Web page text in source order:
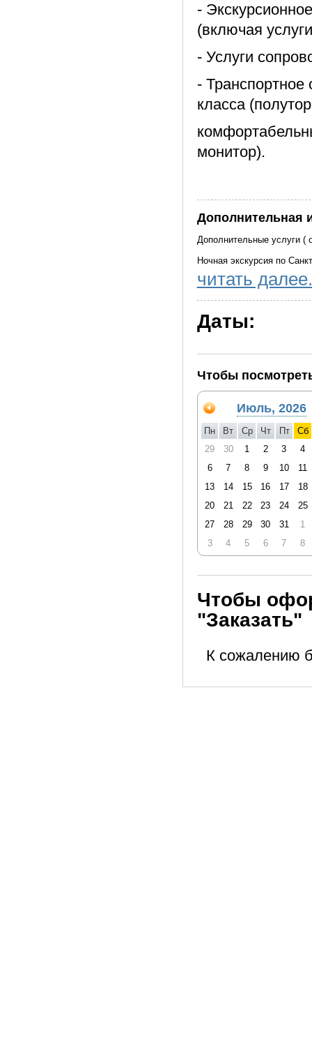
-
(включая
- Услуги
- Транспортное
класса
монитор).
Дополнительная
Дополнительные услуги (
Ночная экскурсия по
Ночная экскурсия по
читать
Даты:
Чтобы
Июль, 2026
Пн Вт Ср Чт Пт
Сб
29
30 1 2 3
4
6
7 8 9 10
11
13
14 15 16 17
18
20
21 22 23 24
25
27
28 29 30 31
1
3
4 5 6 7 8
Чтобы
"Заказать"
К сожалению